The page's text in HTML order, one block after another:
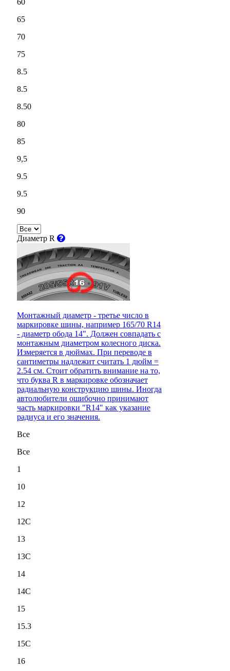
60
65
70
75
8.5
8.5
8.50
80
85
9,5
9.5
9.5
90
Диаметр R
Монтажный диаметр - третье число в
маркировке шины, например 165/70 R14
- диаметр обода 14". Должен совпадать с
монтажным диаметром колесного диска.
Измеряется в дюймах. При переводе в
сантиметры надлежит считать 1 дюйм =
2.54 см. Стоит обратить внимание на то,
что буква R в маркировке обозначает
радиальную конструкцию шины. Иногда
автолюбители ошибочно принимают
часть маркировки "R14" как указание
радиуса и его значения.
Все
Все
1
10
12
12C
13
13C
14
14C
15
15.3
15C
16